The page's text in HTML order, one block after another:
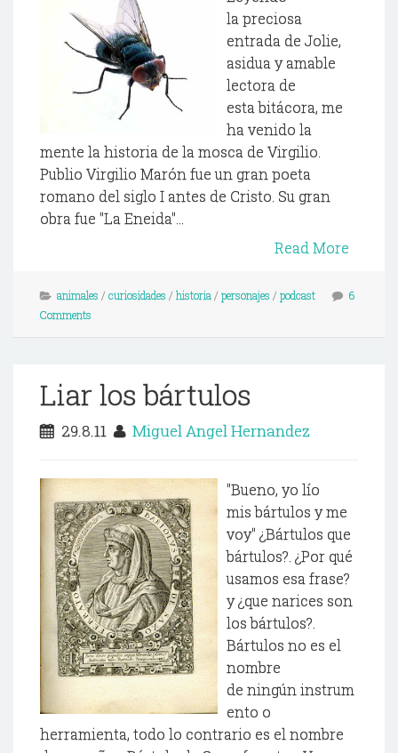
la preciosa
entrada de Jolie,
asidua y amable
lectora de
esta bitácora, me
ha venido la
mente la historia de la mosca de Virgilio.
Publio Virgilio Marón fue un gran poeta
romano del siglo I antes de Cristo. Su gran
obra fue "La Eneida"...
Read More
animales / curiosidades / historia/ personajes / podcast
6
Comments
Liar los bártulos
29.8.11 Miguel Angel Hernandez
"Bueno, yo lío
mis bártulos y me
voy" ¿Bártulos que
bártulos?. ¿Por qué
usamos esa frase?
y ¿que narices son
los bártulos?.
Bártulos no es el
nombre
de ningún instrum
ento o
herramienta, todo lo contrario es el nombre